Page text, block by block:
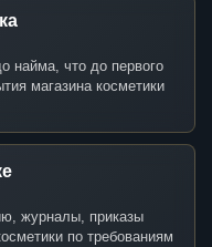
найма, что до первого
магазина косметики
журналы, приказы
по требованиям